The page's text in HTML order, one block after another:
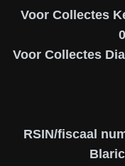
Voor Collectes
Voor Collectes
RSIN/fiscaal